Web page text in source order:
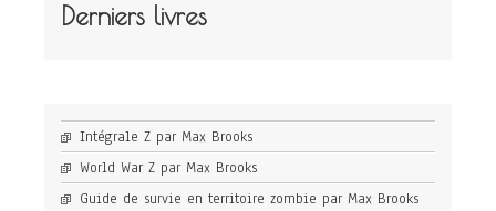
Derniers livres
Intégrale Z par Max Brooks
World War Z par Max Brooks
Guide de survie en territoire zombie par Max Brooks